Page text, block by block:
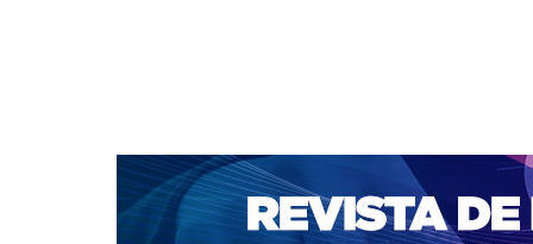
CAPA SOBRE ACESSO CADASTRO
NOTÍCIAS
PORTAL DE REVISTAS DA UNIFACS
BASES DE DADOS E INDEXADORES